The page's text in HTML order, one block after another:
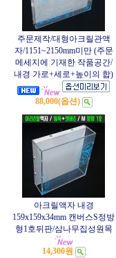
주문제작/대형아크릴관액
자/1151~2150mm미만 (주문
메세지에 기재한 작품공간/
내경 가로+세로+높이의 합)
88,000(옵션)
아크릴액자 내경
159x159x34mm 캔버스S정방
형1호뒤판/삼나무집성원목
14,300원